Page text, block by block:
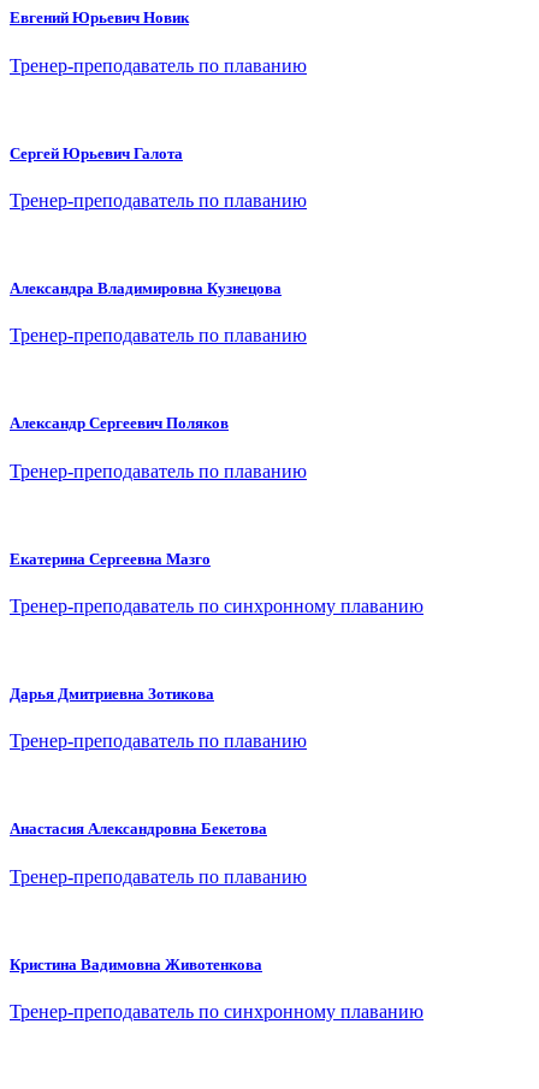
Евгений Юрьевич Новик
Тренер-преподаватель по плаванию
Сергей Юрьевич Галота
Тренер-преподаватель по плаванию
Александра Владимировна Кузнецова
Тренер-преподаватель по плаванию
Александр Сергеевич Поляков
Тренер-преподаватель по плаванию
Екатерина Сергеевна Мазго
Тренер-преподаватель по синхронному плаванию
Дарья Дмитриевна Зотикова
Тренер-преподаватель по плаванию
Анастасия Александровна Бекетова
Тренер-преподаватель по плаванию
Кристина Вадимовна Животенкова
Тренер-преподаватель по синхронному плаванию